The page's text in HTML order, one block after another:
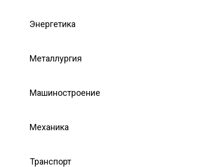
Энергетика
Металлургия
Машиностроение
Механика
Транспорт